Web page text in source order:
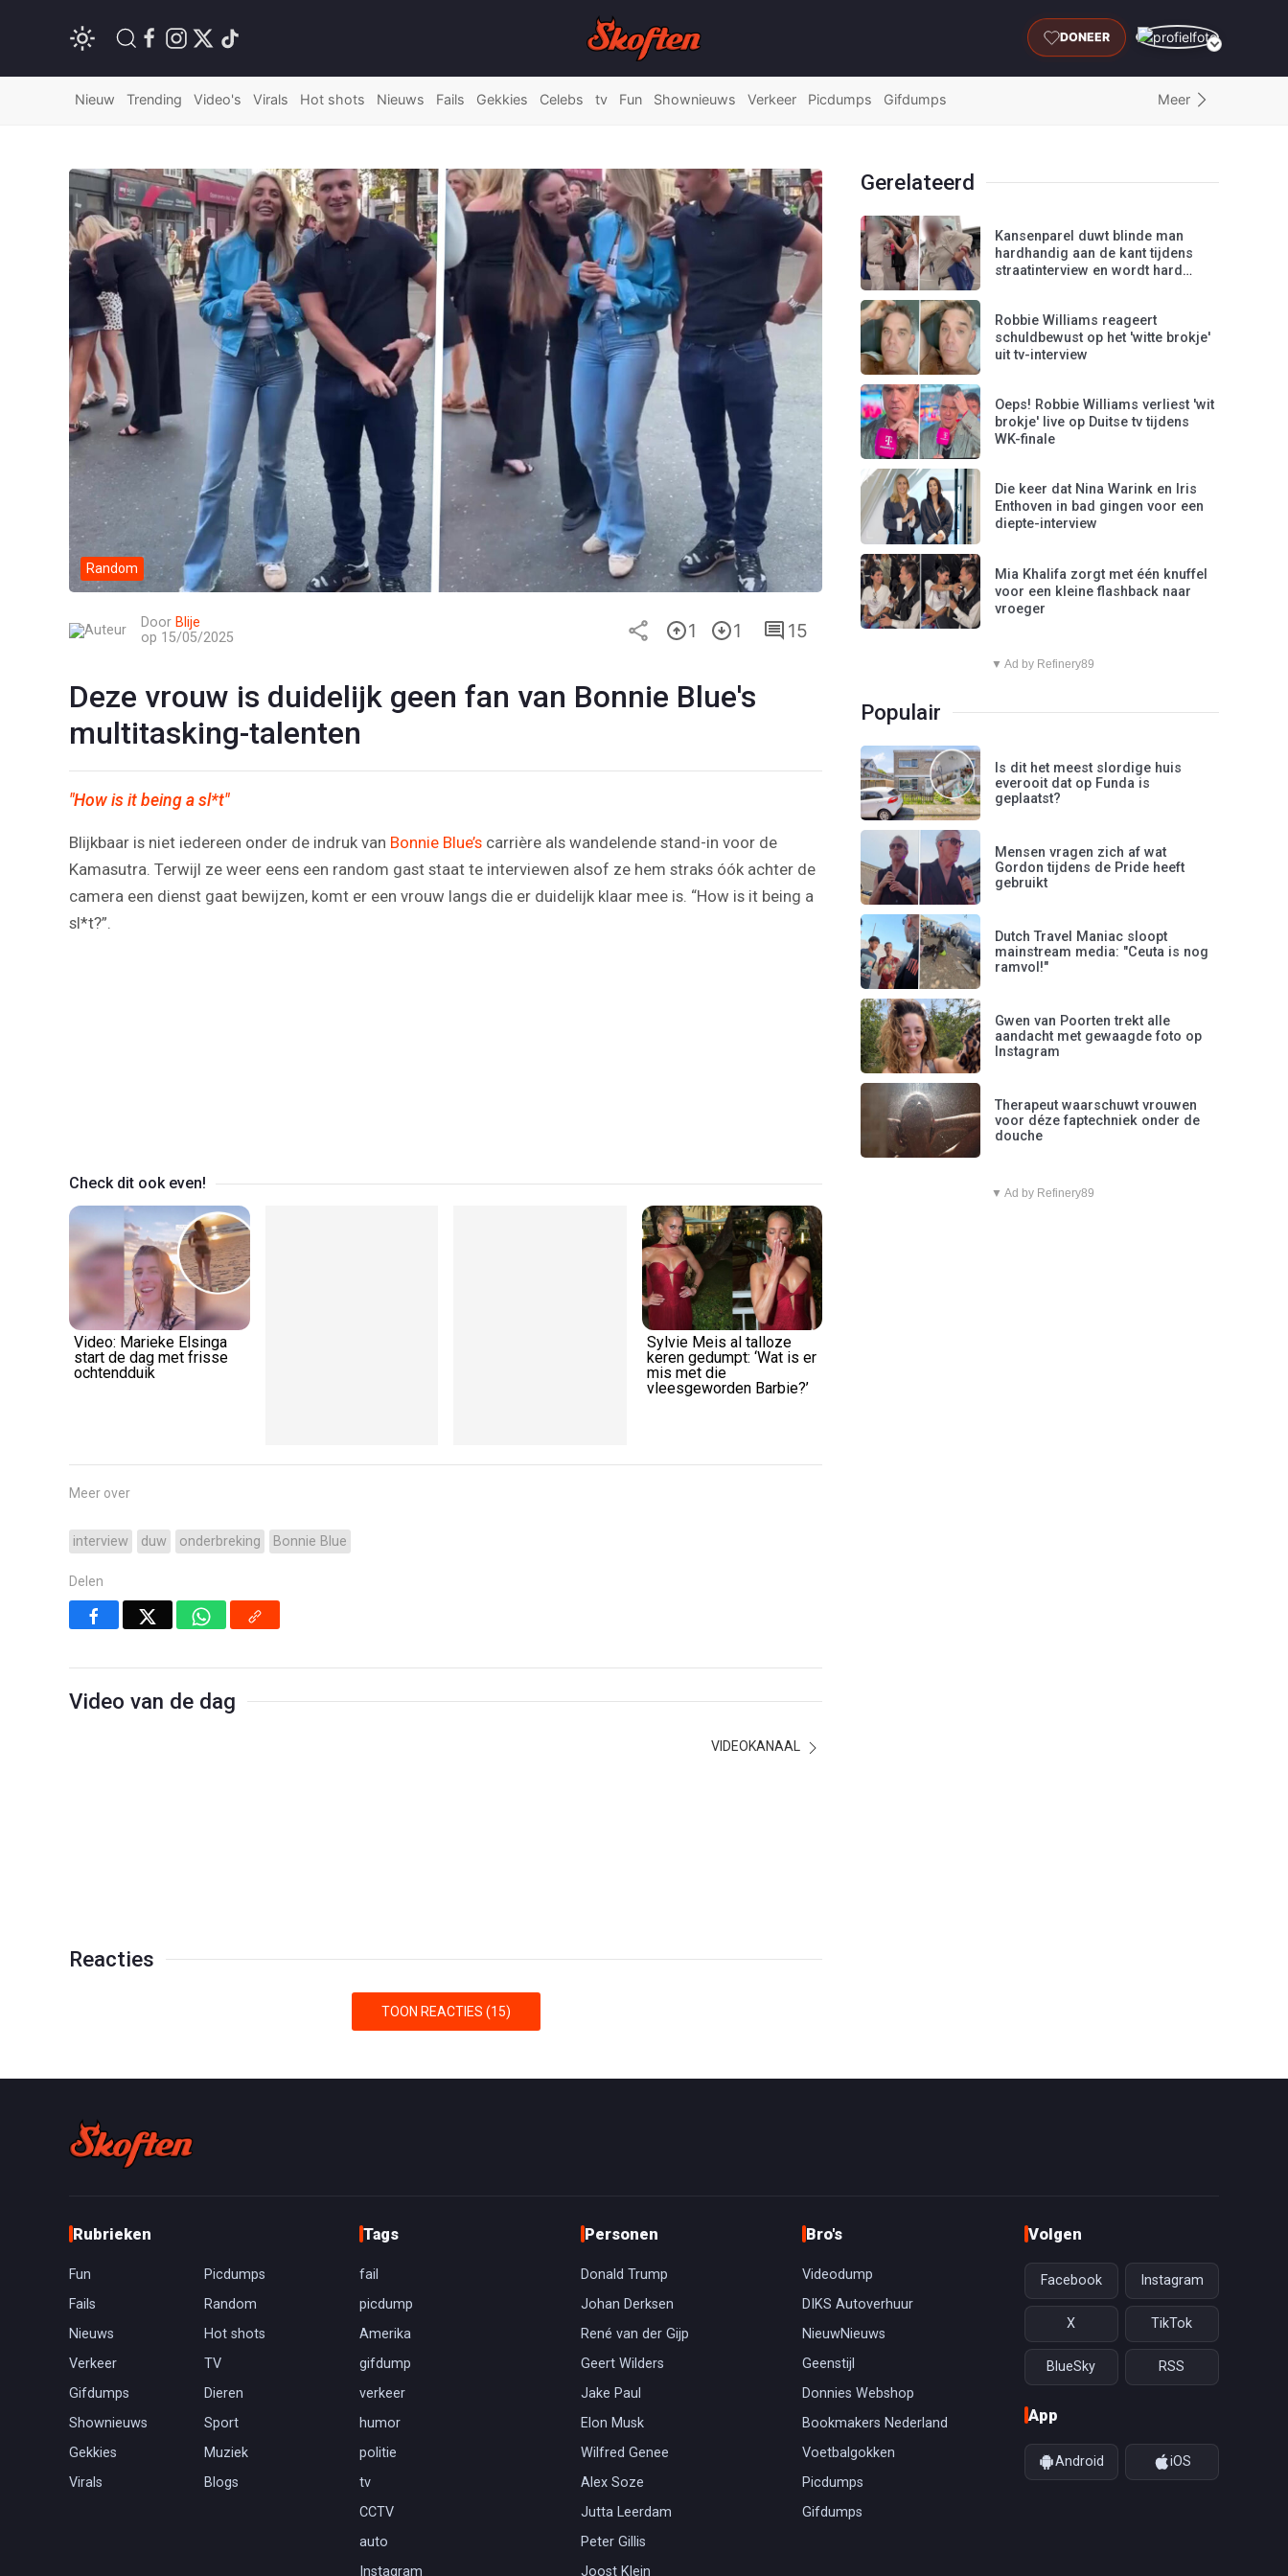
DONEER
Nieuw Trending Video's Virals Hot shots Nieuws Fails Gekkies Celebs tv Fun Shownieuws Verkeer Picdumps Gifdumps Meer
Random
Door Blije
op 15/05/2025
1 1 15
Deze vrouw is duidelijk geen fan van Bonnie Blue's
multitasking-talenten
"How is it being a sl*t"
Blijkbaar is niet iedereen onder de indruk van Bonnie Blue’s carrière als wandelende stand-in voor de
Kamasutra. Terwijl ze weer eens een random gast staat te interviewen alsof ze hem straks óók achter de
camera een dienst gaat bewijzen, komt er een vrouw langs die er duidelijk klaar mee is. “How is it being a
sl*t?”.
Check dit ook even!
Video: Marieke Elsinga
start de dag met frisse
ochtendduik
Sylvie Meis al talloze
keren gedumpt: ‘Wat is er
mis met die
vleesgeworden Barbie?’
Meer over
interview duw onderbreking Bonnie Blue
Delen
Video van de dag
VIDEOKANAAL
Reacties
TOON REACTIES (15)
Gerelateerd
Kansenparel duwt blinde man
hardhandig aan de kant tijdens
straatinterview en wordt hard
Robbie Williams reageert
schuldbewust op het 'witte brokje'
uit tv-interview
Oeps! Robbie Williams verliest 'wit
brokje' live op Duitse tv tijdens
WK-finale
Die keer dat Nina Warink en Iris
Enthoven in bad gingen voor een
diepte-interview
Mia Khalifa zorgt met één knuffel
voor een kleine flashback naar
vroeger
▼ Ad by Refinery89
Populair
Is dit het meest slordige huis
everooit dat op Funda is
geplaatst?
Mensen vragen zich af wat
Gordon tijdens de Pride heeft
gebruikt
Dutch Travel Maniac sloopt
mainstream media: "Ceuta is nog
ramvol!"
Gwen van Poorten trekt alle
aandacht met gewaagde foto op
Instagram
Therapeut waarschuwt vrouwen
voor déze faptechniek onder de
douche
▼ Ad by Refinery89
Rubrieken
Fun
Picdumps
Fails
Random
Nieuws
Hot shots
Verkeer
TV
Gifdumps
Dieren
Shownieuws
Sport
Gekkies
Muziek
Virals
Blogs
Tags
fail
picdump
Amerika
gifdump
verkeer
humor
politie
tv
CCTV
auto
Instagram
Personen
Donald Trump
Johan Derksen
René van der Gijp
Geert Wilders
Jake Paul
Elon Musk
Wilfred Genee
Alex Soze
Jutta Leerdam
Peter Gillis
Joost Klein
Bro's
Videodump
DIKS Autoverhuur
NieuwNieuws
Geenstijl
Donnies Webshop
Bookmakers Nederland
Voetbalgokken
Picdumps
Gifdumps
Volgen
Facebook Instagram
X TikTok
BlueSky RSS
App
Android iOS